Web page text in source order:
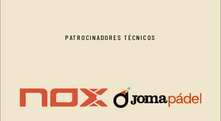
PATROCINADORES TÉCNICOS